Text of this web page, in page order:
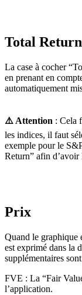
Total Return
La case à cocher
en prenant en
automatiquement
⚠️ Attention : Cela
les indices, il faut
exemple pour le
Return” afin
Prix
Quand le graphique
est exprimé dans la
supplémentaires
FVE : La “Fair
l’application.